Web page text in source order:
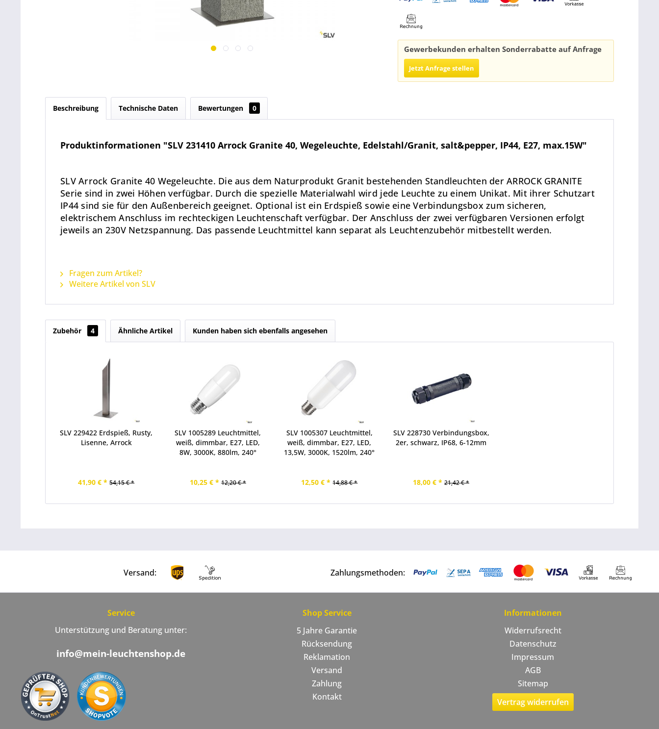
Gewerbekunden erhalten Sonderrabatte auf Anfrage
Jetzt Anfrage stellen
Beschreibung Technische Daten Bewertungen 0
Produktinformationen "SLV 231410 Arrock Granite 40, Wegeleuchte, Edelstahl/Granit, salt&pepper, IP44, E27, max.15W"
SLV Arrock Granite 40 Wegeleuchte. Die aus dem Naturprodukt Granit bestehenden Standleuchten der ARROCK GRANITE
Serie sind in zwei Höhen verfügbar. Durch die spezielle Materialwahl wird jede Leuchte zu einem Unikat. Mit ihrer Schutzart
IP44 sind sie für den Außenbereich geeignet. Optional ist ein Erdspieß sowie eine Verbindungsbox zum sicheren,
elektrischem Anschluss im rechteckigen Leuchtenschaft verfügbar. Der Anschluss der zwei verfügbaren Versionen erfolgt
jeweils an 230V Netzspannung. Das passende Leuchtmittel kann separat als Leuchtenzubehör mitbestellt werden.
Fragen zum Artikel?
Weitere Artikel von SLV
Zubehör 4 Ähnliche Artikel Kunden haben sich ebenfalls angesehen
SLV 229422 Erdspieß, Rusty,
Lisenne, Arrock
41,90 € * 54,15 € *
SLV 1005289 Leuchtmittel,
weiß, dimmbar, E27, LED,
8W, 3000K, 880lm, 240°
10,25 € * 12,20 € *
SLV 1005307 Leuchtmittel,
weiß, dimmbar, E27, LED,
13,5W, 3000K, 1520lm, 240°
12,50 € * 14,88 € *
SLV 228730 Verbindungsbox,
2er, schwarz, IP68, 6-12mm
18,00 € * 21,42 € *
Versand: Zahlungsmethoden:
Service
Unterstützung und Beratung unter:
info@mein-leuchtenshop.de
Shop Service
5 Jahre Garantie
Rücksendung
Reklamation
Versand
Zahlung
Kontakt
Informationen
Widerrufsrecht
Datenschutz
Impressum
AGB
Sitemap
Vertrag widerrufen